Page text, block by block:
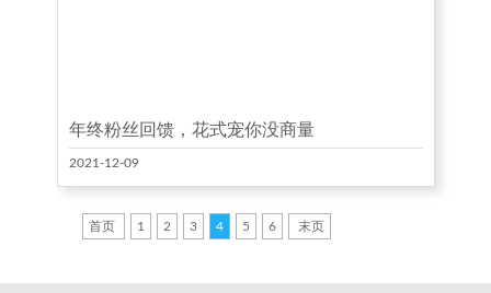
年终粉丝回馈，花式宠你没商量
2021-12-09
首页 1 2 3 4 5 6 末页